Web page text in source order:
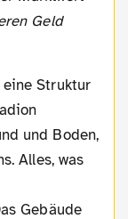
Geld
eine Struktur
und Boden,
Alles, was
Gebäude